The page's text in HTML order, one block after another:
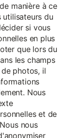
manière à ce
du
si vous
en plus
que lors du
les champs
photos, il
Nous
et de
nous